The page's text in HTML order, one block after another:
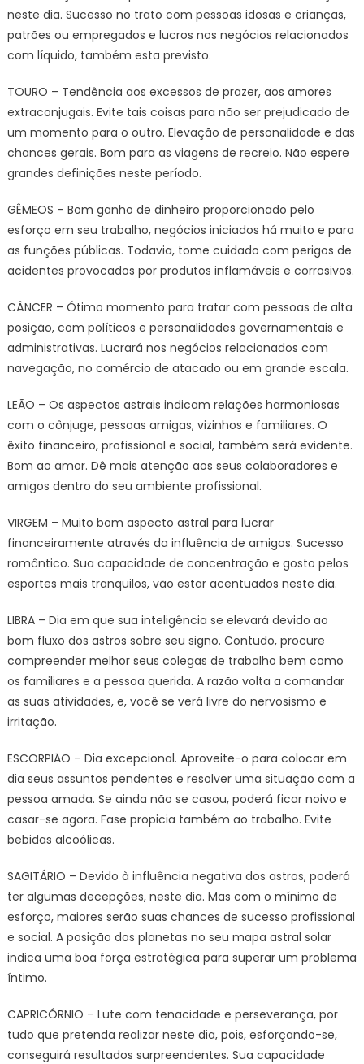
neste dia. Sucesso no trato com pessoas idosas e crianças,
patrões ou empregados e lucros nos negócios relacionados
com líquido, também esta previsto.
TOURO – Tendência aos excessos de prazer, aos amores
extraconjugais. Evite tais coisas para não ser prejudicado de
um momento para o outro. Elevação de personalidade e das
chances gerais. Bom para as viagens de recreio. Não espere
grandes definições neste período.
GÊMEOS – Bom ganho de dinheiro proporcionado pelo
esforço em seu trabalho, negócios iniciados há muito e para
as funções públicas. Todavia, tome cuidado com perigos de
acidentes provocados por produtos inflamáveis e corrosivos.
CÂNCER – Ótimo momento para tratar com pessoas de alta
posição, com políticos e personalidades governamentais e
administrativas. Lucrará nos negócios relacionados com
navegação, no comércio de atacado ou em grande escala.
LEÃO – Os aspectos astrais indicam relações harmoniosas
com o cônjuge, pessoas amigas, vizinhos e familiares. O
êxito financeiro, profissional e social, também será evidente.
Bom ao amor. Dê mais atenção aos seus colaboradores e
amigos dentro do seu ambiente profissional.
VIRGEM – Muito bom aspecto astral para lucrar
financeiramente através da influência de amigos. Sucesso
romântico. Sua capacidade de concentração e gosto pelos
esportes mais tranquilos, vão estar acentuados neste dia.
LIBRA – Dia em que sua inteligência se elevará devido ao
bom fluxo dos astros sobre seu signo. Contudo, procure
compreender melhor seus colegas de trabalho bem como
os familiares e a pessoa querida. A razão volta a comandar
as suas atividades, e, você se verá livre do nervosismo e
irritação.
ESCORPIÃO – Dia excepcional. Aproveite-o para colocar em
dia seus assuntos pendentes e resolver uma situação com a
pessoa amada. Se ainda não se casou, poderá ficar noivo e
casar-se agora. Fase propicia também ao trabalho. Evite
bebidas alcoólicas.
SAGITÁRIO – Devido à influência negativa dos astros, poderá
ter algumas decepções, neste dia. Mas com o mínimo de
esforço, maiores serão suas chances de sucesso profissional
e social. A posição dos planetas no seu mapa astral solar
indica uma boa força estratégica para superar um problema
íntimo.
CAPRICÓRNIO – Lute com tenacidade e perseverança, por
tudo que pretenda realizar neste dia, pois, esforçando-se,
conseguirá resultados surpreendentes. Sua capacidade